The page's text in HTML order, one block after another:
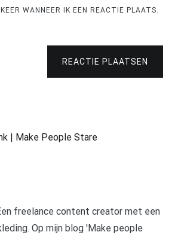
WANNEER IK EEN REACTIE PLAATS.
REACTIE PLAATSEN
freelance content creator met een
Op mijn blog 'Make people